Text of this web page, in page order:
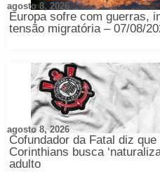
Europa sofre com guerras,
tensão migratória – 07/08/
agosto 8, 2026
Cofundador da Fatal diz
Corinthians busca
adulto
agosto 8, 2026